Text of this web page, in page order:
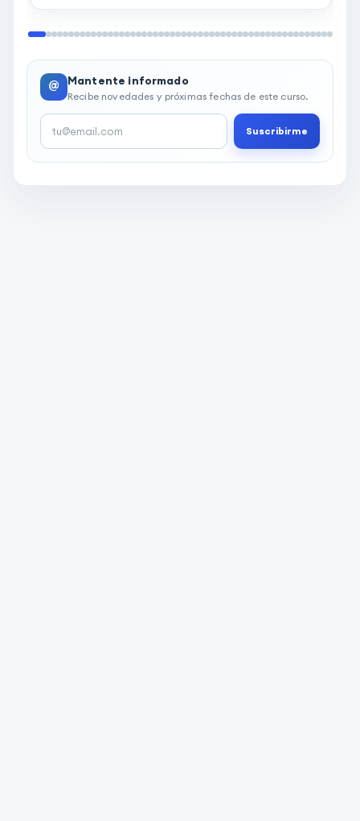
@ Mantente informado
Recibe novedades y próximas fechas de este curso.
Suscribirme